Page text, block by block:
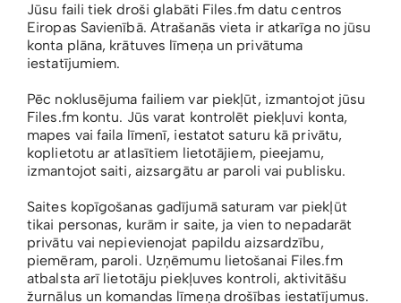
Jūsu faili tiek droši glabāti Files.fm datu centros
Eiropas Savienībā. Atrašanās vieta ir atkarīga no jūsu
konta plāna, krātuves līmeņa un privātuma
iestatījumiem.
Pēc noklusējuma failiem var piekļūt, izmantojot jūsu
Files.fm kontu. Jūs varat kontrolēt piekļuvi konta,
mapes vai faila līmenī, iestatot saturu kā privātu,
koplietotu ar atlasītiem lietotājiem, pieejamu,
izmantojot saiti, aizsargātu ar paroli vai publisku.
Saites kopīgošanas gadījumā saturam var piekļūt
tikai personas, kurām ir saite, ja vien to nepadarāt
privātu vai nepievienojat papildu aizsardzību,
piemēram, paroli. Uzņēmumu lietošanai Files.fm
atbalsta arī lietotāju piekļuves kontroli, aktivitāšu
žurnālus un komandas līmeņa drošības iestatījumus.